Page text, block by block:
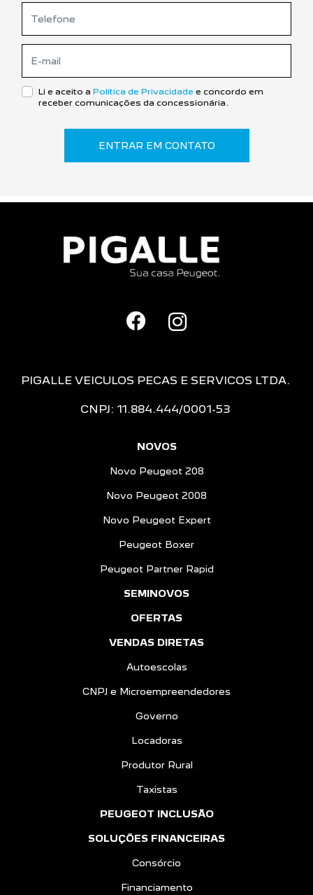
Li e aceito a Política de Privacidade e concordo em
receber comunicações da concessionária.
ENTRAR EM CONTATO
PIGALLE VEICULOS PECAS E SERVICOS LTDA.
CNPJ: 11.884.444/0001-53
NOVOS
Novo Peugeot 208
Novo Peugeot 2008
Novo Peugeot Expert
Peugeot Boxer
Peugeot Partner Rapid
SEMINOVOS
OFERTAS
VENDAS DIRETAS
Autoescolas
CNPJ e Microempreendedores
Governo
Locadoras
Produtor Rural
Taxistas
PEUGEOT INCLUSÃO
SOLUÇÕES FINANCEIRAS
Consórcio
Financiamento